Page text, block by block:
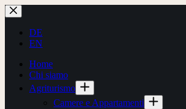
Salta
al
contenuto
DE
EN
Home
Chi siamo
Agriturismo
Camere e Appartamenti